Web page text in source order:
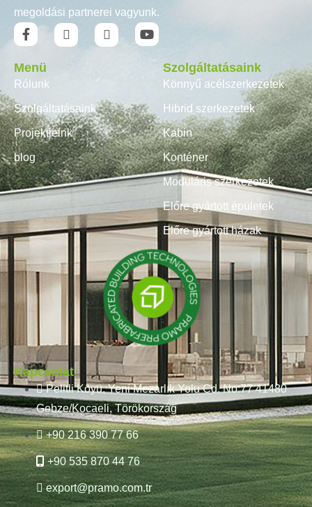
megoldási partnerei vagyunk.
Menü
Rólunk
Szolgáltatásaink
Projektjeink
blog
Szolgáltatásaink
Könnyű acélszerkezetek
Hibrid szerkezetek
Kabin
Konténer
Moduláris szerkezetek
Előre gyártott épületek
Előre gyártott házak
Kapcsolat
Pelitli Köyü, Yeni Mezarlık Yolu Cd. No:77 41480
Gebze/Kocaeli, Törökország
+90 216 390 77 66
+90 535 870 44 76
export@pramo.com.tr